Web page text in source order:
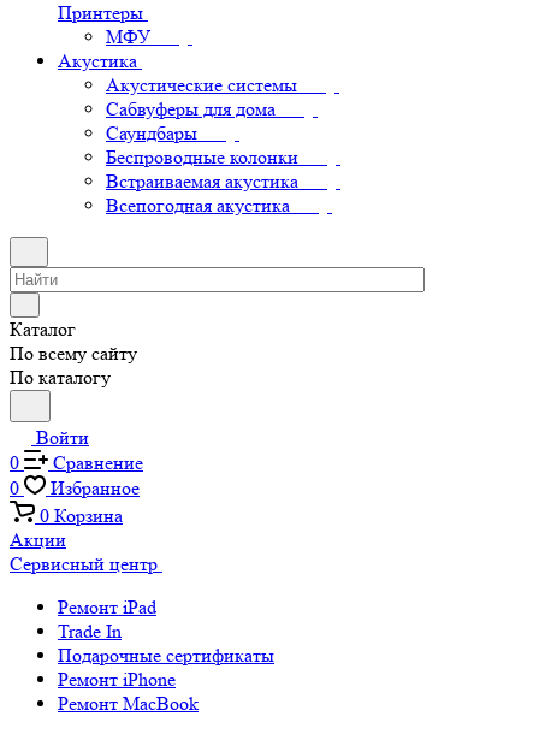
Принтеры
МФУ
Акустика
Акустические системы
Сабвуферы для дома
Саундбары
Беспроводные колонки
Встраиваемая акустика
Всепогодная акустика
Каталог
По всему сайту
По каталогу
Войти
0
Сравнение
0
Избранное
0 Корзина
Акции
Сервисный центр
Ремонт iPad
Trade In
Подарочные сертификаты
Ремонт iPhone
Ремонт MacBook